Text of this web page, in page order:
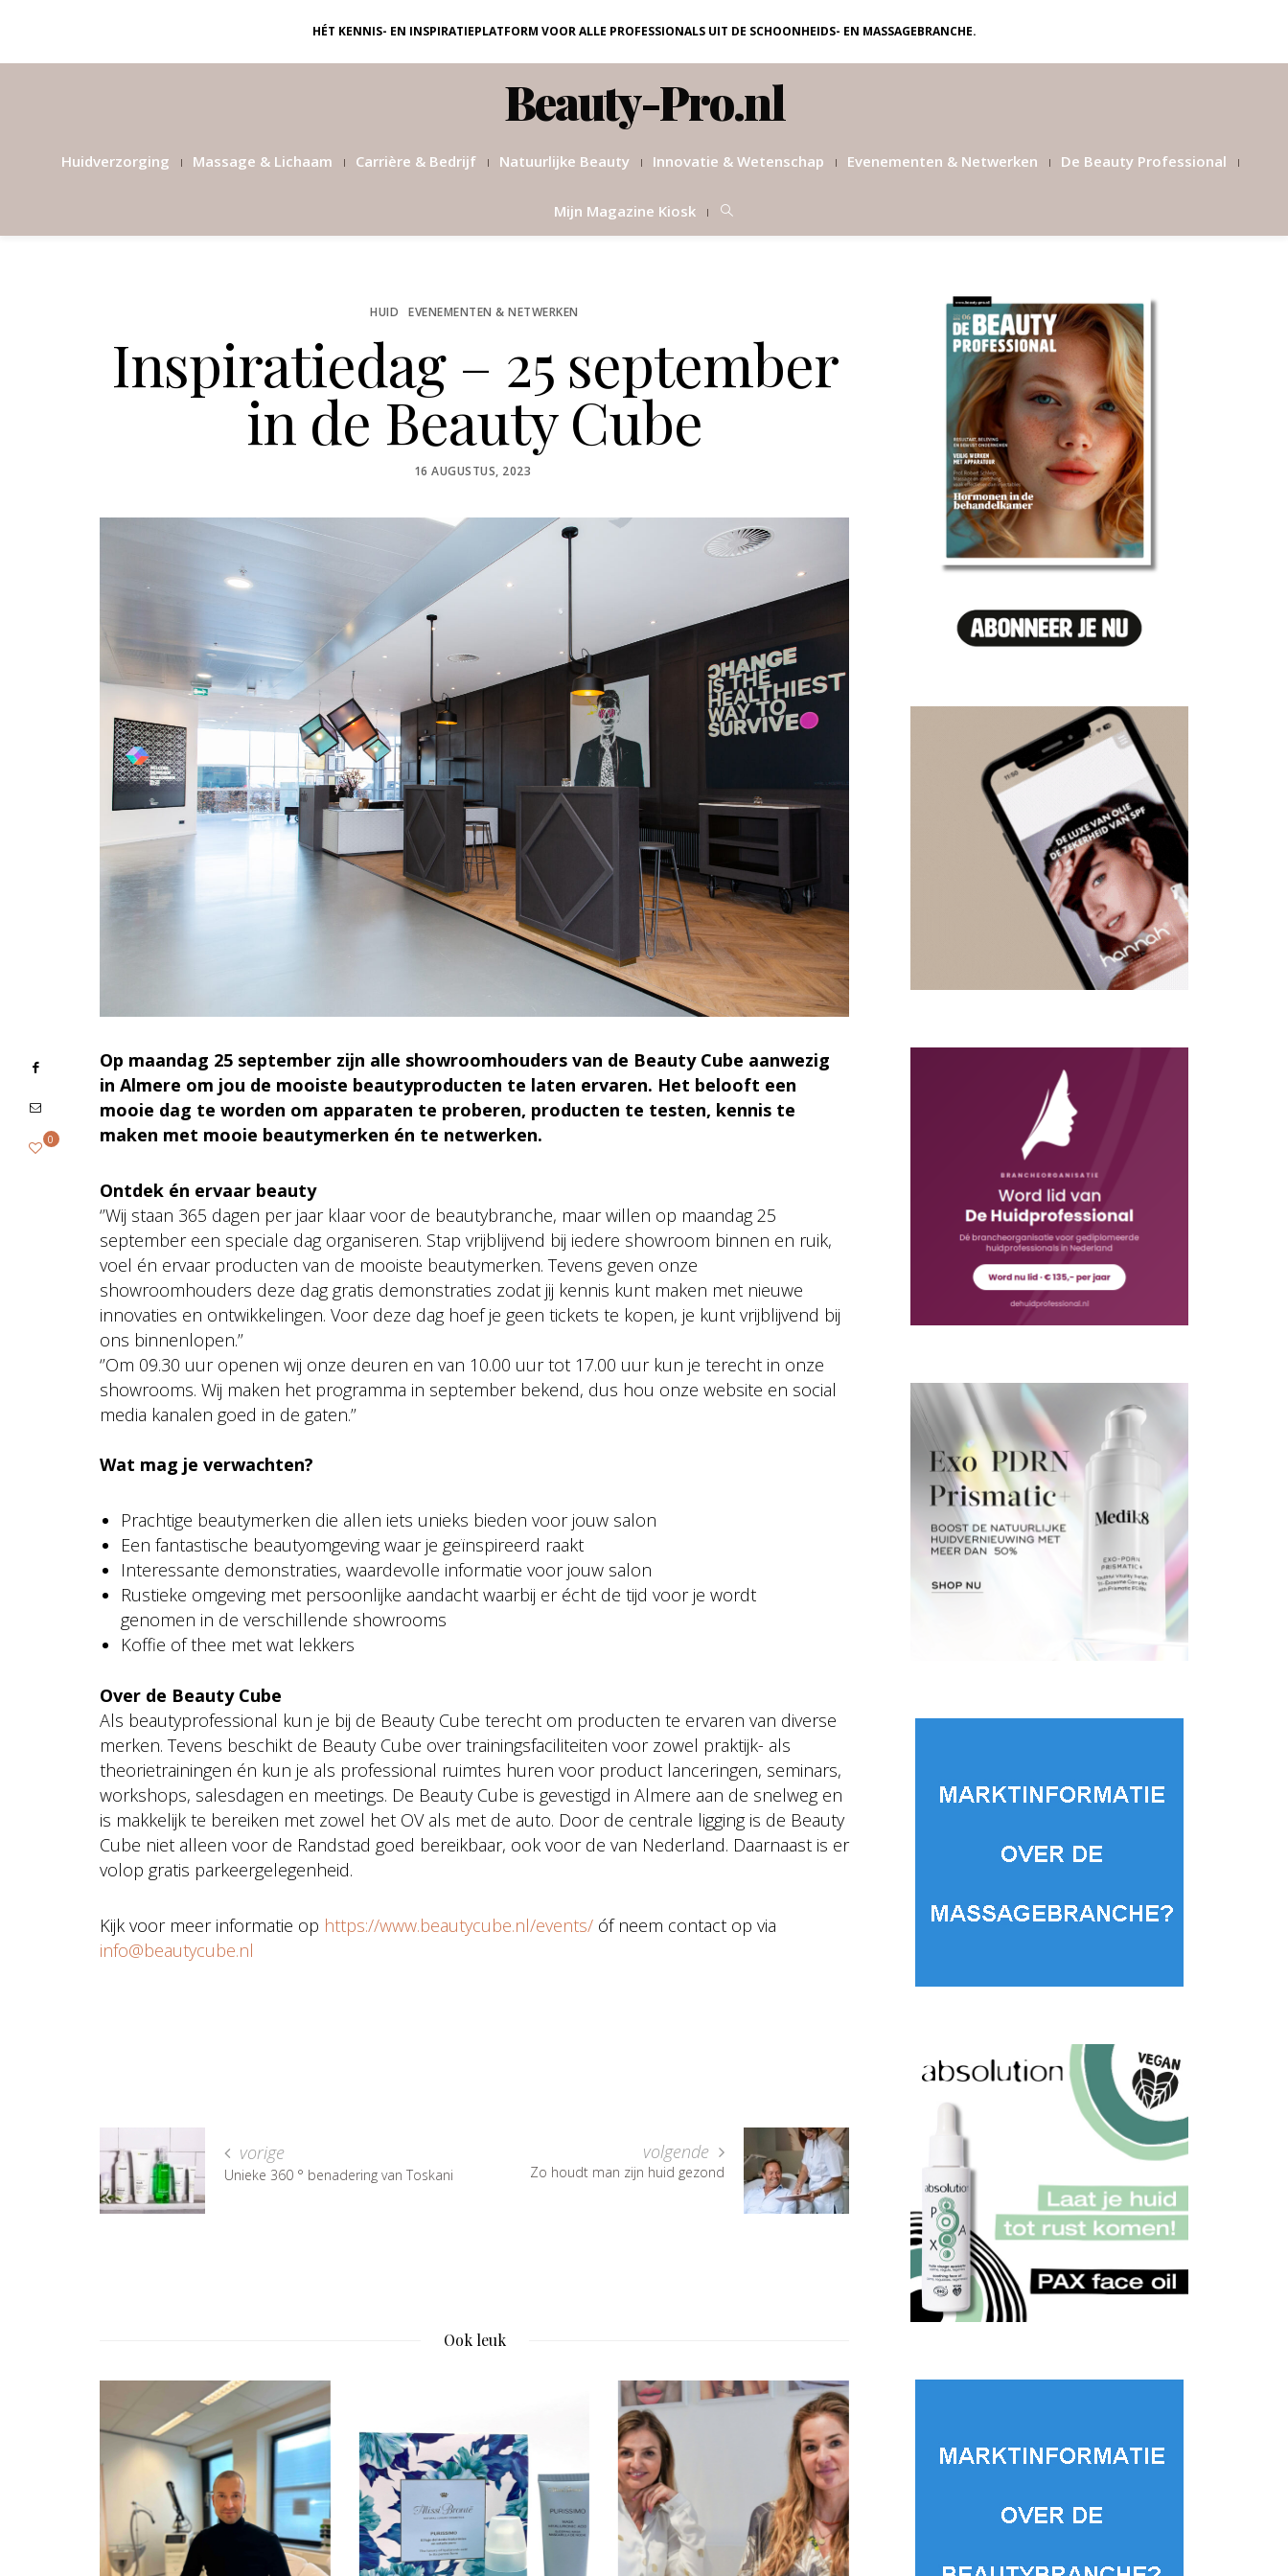
HÉT KENNIS- EN INSPIRATIEPLATFORM VOOR ALLE PROFESSIONALS UIT DE SCHOONHEIDS- EN MASSAGEBRANCHE.
Beauty-Pro.nl
Huidverzorging Massage & Lichaam Carrière & Bedrijf Natuurlijke Beauty Innovatie & Wetenschap Evenementen & Netwerken De Beauty Professional
Mijn Magazine Kiosk
HUID EVENEMENTEN & NETWERKEN
Inspiratiedag – 25 september
in de Beauty Cube
POSTED
16 AUGUSTUS, 2023
Op maandag 25 september zijn alle showroomhouders van de Beauty Cube aanwezig
in Almere om jou de mooiste beautyproducten te laten ervaren. Het belooft een
mooie dag te worden om apparaten te proberen, producten te testen, kennis te
maken met mooie beautymerken én te netwerken.
Ontdek én ervaar beauty
‘’Wij staan 365 dagen per jaar klaar voor de beautybranche, maar willen op maandag 25
september een speciale dag organiseren. Stap vrijblijvend bij iedere showroom binnen en ruik,
voel én ervaar producten van de mooiste beautymerken. Tevens geven onze
showroomhouders deze dag gratis demonstraties zodat jij kennis kunt maken met nieuwe
innovaties en ontwikkelingen. Voor deze dag hoef je geen tickets te kopen, je kunt vrijblijvend bij
ons binnenlopen.’’
‘’Om 09.30 uur openen wij onze deuren en van 10.00 uur tot 17.00 uur kun je terecht in onze
showrooms. Wij maken het programma in september bekend, dus hou onze website en social
media kanalen goed in de gaten.’’
Wat mag je verwachten?
Prachtige beautymerken die allen iets unieks bieden voor jouw salon
Een fantastische beautyomgeving waar je geïnspireerd raakt
Interessante demonstraties, waardevolle informatie voor jouw salon
Rustieke omgeving met persoonlijke aandacht waarbij er écht de tijd voor je wordt
genomen in de verschillende showrooms
Koffie of thee met wat lekkers
Over de Beauty Cube
Als beautyprofessional kun je bij de Beauty Cube terecht om producten te ervaren van diverse
merken. Tevens beschikt de Beauty Cube over trainingsfaciliteiten voor zowel praktijk- als
theorietrainingen én kun je als professional ruimtes huren voor product lanceringen, seminars,
workshops, salesdagen en meetings. De Beauty Cube is gevestigd in Almere aan de snelweg en
is makkelijk te bereiken met zowel het OV als met de auto. Door de centrale ligging is de Beauty
Cube niet alleen voor de Randstad goed bereikbaar, ook voor de van Nederland. Daarnaast is er
volop gratis parkeergelegenheid.
Kijk voor meer informatie op https://www.beautycube.nl/events/ óf neem contact op via
info@beautycube.nl
0
vorige
Unieke 360 ° benadering van Toskani
volgende
Zo houdt man zijn huid gezond
Ook leuk